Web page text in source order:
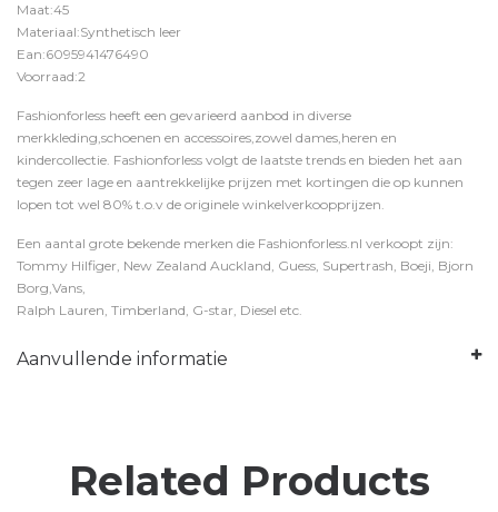
Maat:45
Materiaal:Synthetisch leer
Ean:6095941476490
Voorraad:2
Fashionforless heeft een gevarieerd aanbod in diverse
merkkleding,schoenen en accessoires,zowel dames,heren en
kindercollectie. Fashionforless volgt de laatste trends en bieden het aan
tegen zeer lage en aantrekkelijke prijzen met kortingen die op kunnen
lopen tot wel 80% t.o.v de originele winkelverkoopprijzen.
Een aantal grote bekende merken die Fashionforless.nl verkoopt zijn:
Tommy Hilfiger, New Zealand Auckland, Guess, Supertrash, Boeji, Bjorn
Borg,Vans,
Ralph Lauren, Timberland, G-star, Diesel etc.
Aanvullende informatie
Related Products